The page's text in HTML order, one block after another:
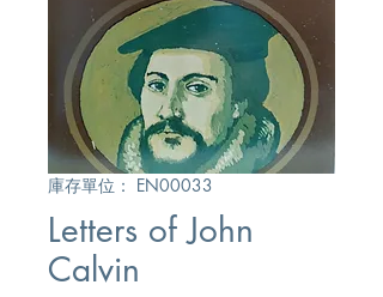
庫存單位： EN00033
Letters of John
Calvin